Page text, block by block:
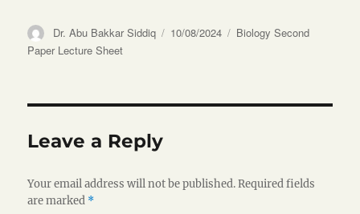
Author
Dr. Abu Bakkar Siddiq
Posted
10/08/2024 Categories
Biology Second
Paper Lecture Sheet
Leave a Reply
Your email address will not be published. Required fields
are marked *